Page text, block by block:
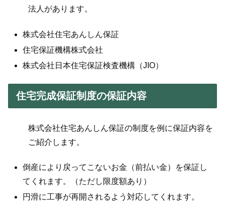
法人があります。
株式会社住宅あんしん保証
住宅保証機構株式会社
株式会社日本住宅保証検査機構（JIO）
住宅完成保証制度の保証内容
株式会社住宅あんしん保証の制度を例に保証内容を
ご紹介します。
倒産により戻ってこないお金（前払い金）を保証し
てくれます。（ただし限度額あり）
円滑に工事が再開されるよう対応してくれます。